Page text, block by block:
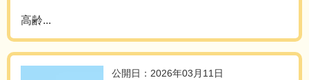
高齢...
公開日：2026年03月11日